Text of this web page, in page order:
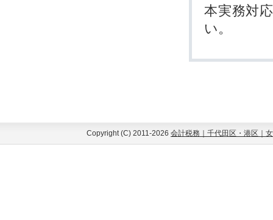
本実務対
い。
Copyright (C) 2011-2026 会計税務｜千代田区・港区｜